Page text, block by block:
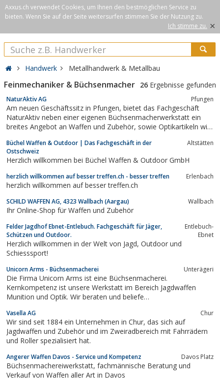
Axxus.ch verwendet Cookies, um Ihnen den bestmöglichen Service zu
bieten. Wenn Sie auf der Seite weitersurfen stimmen Sie der Nutzung zu.
Ich stimme zu. ×
Handwerk Metallhandwerk & Metallbau
Feinmechaniker & Büchsenmacher 26 Ergebnisse gefunden
NaturAktiv AG Pfungen
Am neuen Geschäftssitz in Pfungen, bietet das Fachgeschäft
NaturAktiv neben einer eigenen Büchsenmacherwerkstatt ein
breites Angebot an Waffen und Zubehör, sowie Optikartikeln wie
Büchel Waffen & Outdoor | Das Fachgeschäft in der
Ostschweiz
Altstätten
Herzlich willkommen bei Büchel Waffen & Outdoor GmbH
herzlich willkommen auf besser treffen.ch - besser treffen Erlenbach
herzlich willkommen auf besser treffen.ch
SCHILD WAFFEN AG, 4323 Wallbach (Aargau) Wallbach
Ihr Online-Shop für Waffen und Zubehör
Felder Jagdhof Ebnet-Entlebuch. Fachgeschäft für Jäger,
Schützen und Outdoor.
Entlebuch-
Ebnet
Herzlich willkommen in der Welt von Jagd, Outdoor und
Schiesssport!
Unicorn Arms - Büchsenmacherei Unterägeri
Die Firma Unicorn Arms ist eine Büchsenmacherei.
Kernkompetenz ist unsere Werkstatt im Bereich Jagdwaffen
Munition und Optik. Wir beraten und beliefe…
Vasella AG Chur
Wir sind seit 1884 ein Unternehmen in Chur, das sich auf
Jagdwaffen und Zubehör und im Zweiradbereich mit Fahrrädern
und Roller spezialisiert hat.
Angerer Waffen Davos - Service und Kompetenz Davos Platz
Büchsenmachereiwerkstatt, fachmännische Beratung und
Verkauf von Waffen aller Art in Davos